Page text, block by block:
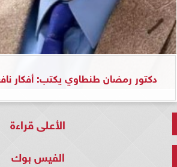
دكتور رمضان طنطاوي يكتب: أفكار
الأعلى قراءة
الفيس بوك